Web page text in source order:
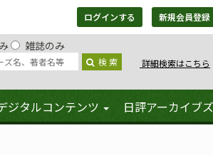
ログインする 新規会員登録
雑誌のみ
検 索 詳細検索はこちら
ジタルコンテンツ 日評アーカイブズ